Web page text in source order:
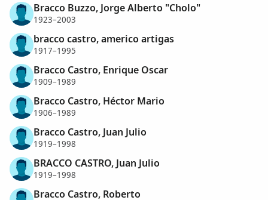
Bracco Buzzo, Jorge Alberto "Cholo"
1923–2003
bracco castro, americo artigas
1917–1995
Bracco Castro, Enrique Oscar
1909–1989
Bracco Castro, Héctor Mario
1906–1989
Bracco Castro, Juan Julio
1919–1998
BRACCO CASTRO, Juan Julio
1919–1998
Bracco Castro, Roberto